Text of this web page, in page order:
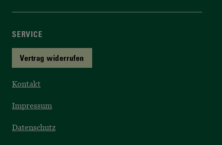
SERVICE
Vertrag widerrufen
Kontakt
Impressum
Datenschutz